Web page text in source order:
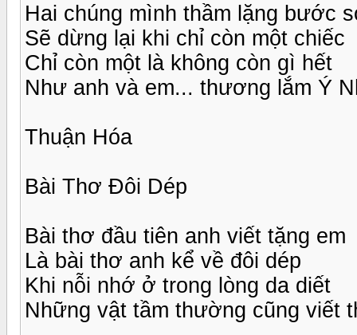
Hai chúng mình thầm lặng bước
Sẽ dừng lại khi chỉ còn một chiếc
Chỉ còn một là không còn gì hết
Như anh và em... thương lắm Ý
Thuận Hóa
Bài Thơ Đôi Dép
Bài thơ đầu tiên anh viết tặng em
Là bài thơ anh kể về đôi dép
Khi nỗi nhớ ở trong lòng da diết
Những vật tầm thường cũng viết